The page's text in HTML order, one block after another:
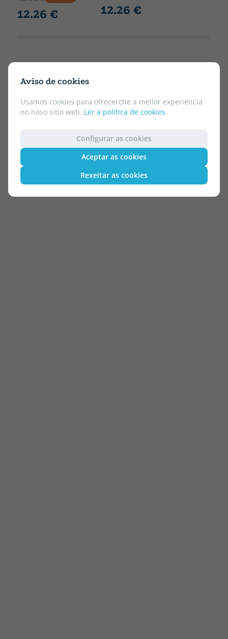
Aviso de cookies
Usamos cookies para ofrecerche a mellor experiencia
no noso sitio web. Ler a política de cookies.
Configurar as cookies
Aceptar as cookies
Rexeitar as cookies
12.26 € 12.26 €